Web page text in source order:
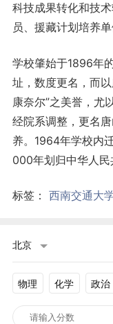
科技成果转化和技
员、援藏计划培养单
学校肇始于1896年
址，数度更名，而
康奈尔”之美誉，尤
经院系调整，更名
养。1964年学校内
000年划归中华人民
标签： 西南交通大
北京
物理 化学 政治